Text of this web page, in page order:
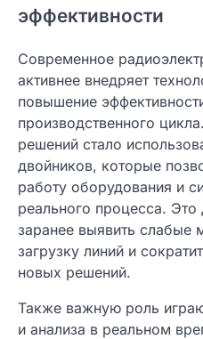
эффективности
Современное
активнее внедряет
повышение
производственного
решений стало
двойников, которые
работу оборудования и
реального процесса.
заранее выявить слабые
загрузку линий и
новых решений.
Также важную роль
и анализа в реальном